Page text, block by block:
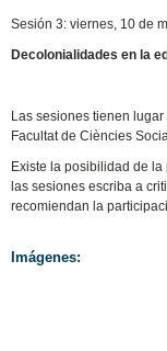
Sesión 3: viernes, 10 de
Decolonialidades en la
Las sesiones tienen
Facultat de Ciències
Existe la posibilidad de
las sesiones escriba a
recomiendan la
Imágenes: